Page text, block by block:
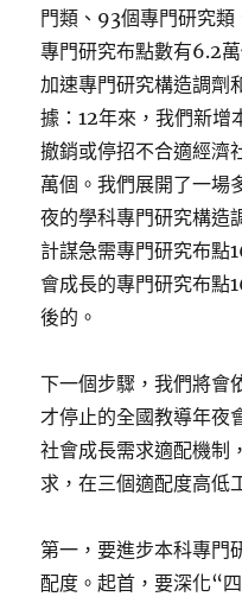
門類、93個專門研究
專門研究布點數有6.2
加速專門研究構造調劑
據：12年來，我們新增
撤銷或停招不合適經濟
萬個。我們展開了一場
夜的學科專門研究構造
計謀急需專門研究布點
會成長的專門研究布點
後的。
下一個步驟，我們將會
才停止的全國教導年夜
社會成長需求適配機制
求，在三個適配度高低
第一，要進步本科專門
配度。起首，要深化“